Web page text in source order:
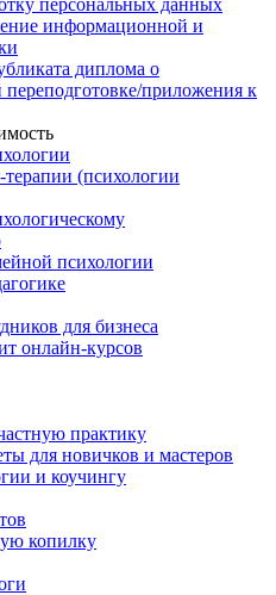
персональных данных
информационной и
диплома о
приложения к
(психологии
психологии
для бизнеса
онлайн-курсов
практику
для новичков и мастеров
и коучингу
копилку